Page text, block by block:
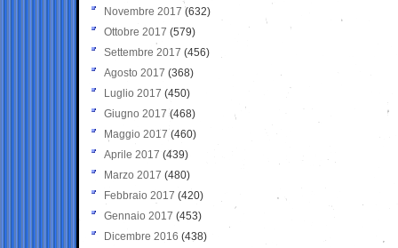
Novembre 2017 (632)
Ottobre 2017 (579)
Settembre 2017 (456)
Agosto 2017 (368)
Luglio 2017 (450)
Giugno 2017 (468)
Maggio 2017 (460)
Aprile 2017 (439)
Marzo 2017 (480)
Febbraio 2017 (420)
Gennaio 2017 (453)
Dicembre 2016 (438)